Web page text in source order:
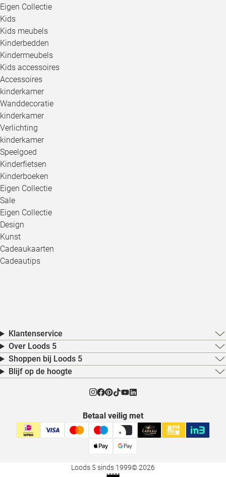
Eigen Collectie
Kids
Kids meubels
Kinderbedden
Kindermeubels
Kids accessoires
Accessoires
kinderkamer
Wanddecoratie
kinderkamer
Verlichting
kinderkamer
Speelgoed
Kinderfietsen
Kinderboeken
Eigen Collectie
Sale
Eigen Collectie
Design
Kunst
Cadeaukaarten
Cadeautips
Klantenservice
Over Loods 5
Shoppen bij Loods 5
Blijf op de hoogte
Betaal veilig met
Loods 5 sinds 1999© 2026